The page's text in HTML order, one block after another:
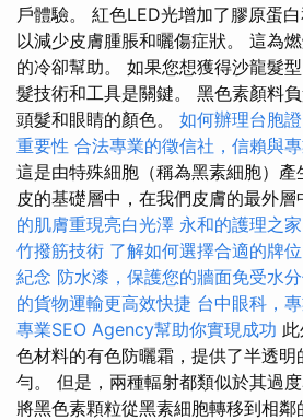
戶體驗。 紅色LED光增加了膠原蛋
以減少皮膚腫脹和曬傷症狀。 這為
的冷卻幫助。 如果您想獲得沙龍髮
髮技術和工具是關鍵。 黑色素顏料
頭髮和眼睛的顏色。 如何辦理台胞證
重要性 合法專業的徵信社，信賴與
這是由特殊細胞（稱為黑素細胞）
皮的基礎層中，在我們皮膚的最外層
的肌膚重現亮白光澤 永和的護理之
竹撥筋技術 了解如何選擇合適的牌
紀念 防水漆，保護您的牆面免受水
的貨物運輸更高效快捷 台中眼科，
專業SEO Agency幫助你實現成功
色材料的有色防曬霜，提供了半透明
勻。 但是，兩種輻射都類似於其過
將黑色素顆粒從黑素細胞轉移到相